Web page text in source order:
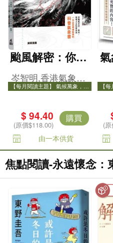
颱風解密：你也
可以做天氣達
人！
岑智明,香港氣象學
會
【每月閱讀主題】 氣候萬象，打
$ 94.40
(原價$118.00)
購買
由一本供貨
【
(
焦點閱讀-永遠懷念：